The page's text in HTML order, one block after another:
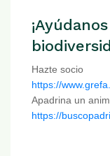
Hazte socio
https://
Apadrina un
https://